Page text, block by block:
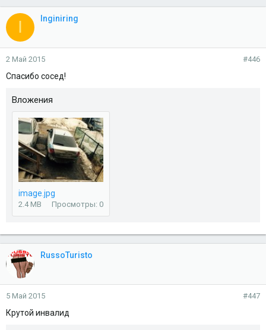
I Inginiring
2 Май 2015 #446
Спасибо сосед!
Вложения
image.jpg
2.4 MB Просмотры: 0
RussoTuristo
5 Май 2015 #447
Крутой инвалид